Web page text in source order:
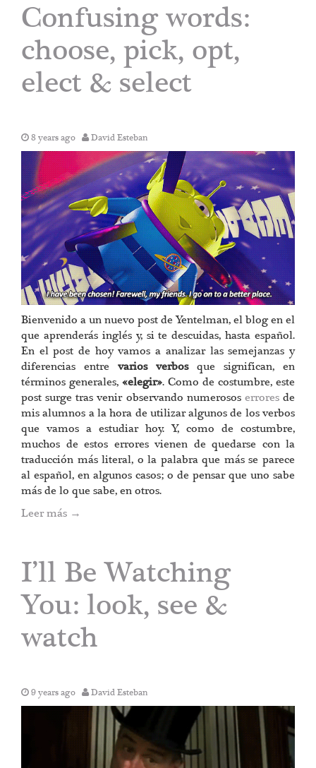
Confusing words:
choose, pick, opt,
elect & select
8 years ago David Esteban
Bienvenido a un nuevo post de Yentelman, el blog en el
que aprenderás inglés y, si te descuidas, hasta español.
En el post de hoy vamos a analizar las semejanzas y
diferencias entre varios verbosque significan, en
términos generales, «elegir». Como de costumbre, este
post surge tras venir observando numerosos erroresde
mis alumnos a la hora de utilizar algunos de los verbos
que vamos a estudiar hoy. Y, como de costumbre,
muchos de estos errores vienen de quedarse con la
traducción más literal, o la palabra que más se parece
al español, en algunos casos; o de pensar que uno sabe
más de lo que sabe, en otros.
Leer más →
I’ll Be Watching
You: look, see &
watch
9 years ago David Esteban